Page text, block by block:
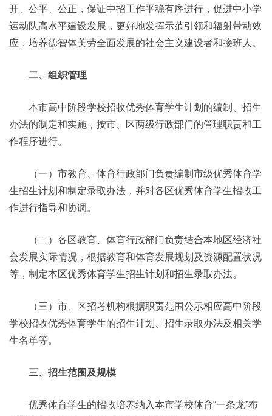
开、公平、公正，保证中招工作平稳有序进行，促进中小学
运动队高水平建设发展，更好地发挥示范引领和辐射带动效
应，培养德智体美劳全面发展的社会主义建设者和接班人。
二、组织管理
本市高中阶段学校招收优秀体育学生计划的编制、招生
办法的制定和实施，按市、区两级行政部门的管理职责和工
作程序进行。
（一）市教育、体育行政部门负责编制市级优秀体育学
生招生计划和制定录取办法，并对各区优秀体育学生招收工
作进行指导和协调。
（二）各区教育、体育行政部门负责结合本地区经济社
会发展实际情况，根据教育和体育发展规划及资源配置状况
等，制定本区优秀体育学生招生计划和招生录取办法。
（三）市、区招考机构根据职责范围公示相应高中阶段
学校招收优秀体育学生的招生计划、招生录取办法及相关学
生名单等。
三、招生范围及规模
优秀体育学生的招收培养纳入本市学校体育“一条龙”布